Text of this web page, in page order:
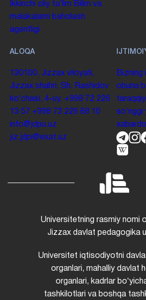
Ikkinchi oliy taʼlim Bilim va
malakalarni baholash
agentligi
ALOQA
130100. Jizzax viloyati,
Jizzax shahri, Sh. Rashidov
koʻchasi, 4-uy. +998 72 226
13 57 +998 72 226 68 10
info@jdpu.uz
jiz.jdpi@exat.uz
obuna
soʻnggi
Universitetning rasmiy nomi
Jizzax davlat pedagogika
Universitet iqtisodiyotni
organlari, mahalliy davlat
organlari, kadrlar
tashkilotlari va boshqa